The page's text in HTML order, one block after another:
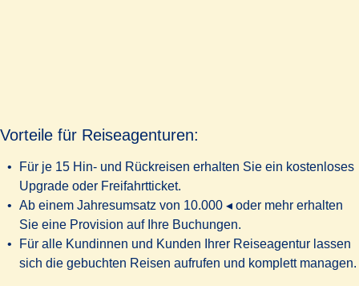
Vorteile für Reiseagenturen:
Für je 15 Hin- und Rückreisen erhalten Sie ein kostenloses
Upgrade oder Freifahrtticket.
Ab einem Jahresumsatz von 10.000 ◂ oder mehr erhalten
Sie eine Provision auf Ihre Buchungen.
Für alle Kundinnen und Kunden Ihrer Reiseagentur lassen
sich die gebuchten Reisen aufrufen und komplett managen.